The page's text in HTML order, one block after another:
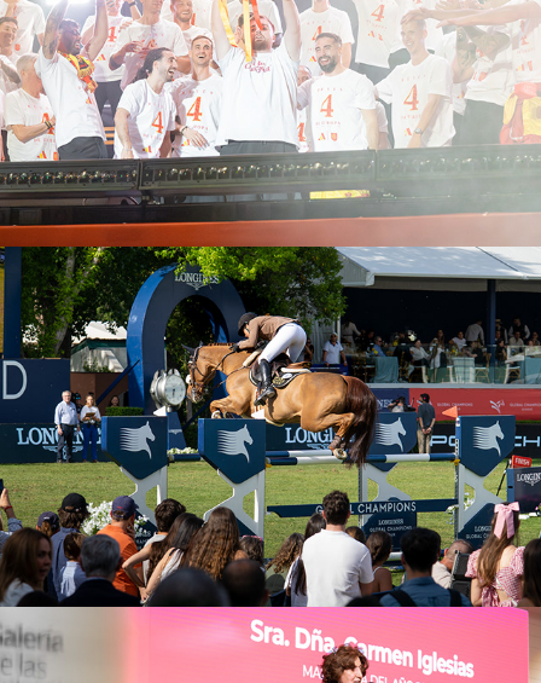
Camp. Europeo de Saltos
2025
Madrileña del año